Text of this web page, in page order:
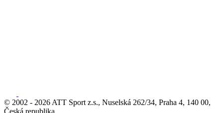
© 2002 - 2026 ATT Sport z.s., Nuselská 262/34, Praha 4, 140 00,